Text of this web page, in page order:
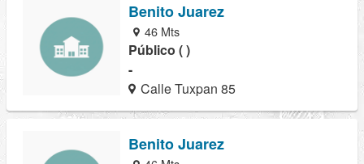
Benito Juarez
46 Mts
Público ( )
-
Calle Tuxpan 85
Benito Juarez